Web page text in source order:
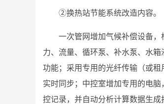
②换热站节能系统改造内容。
一次管网增加气候补偿设备
力、流量、循环泵、补水泵、水
功能；采用专用的光纤传输（或
实时同步；中控室增加专用的电
控记录，并自动分析计算数据生